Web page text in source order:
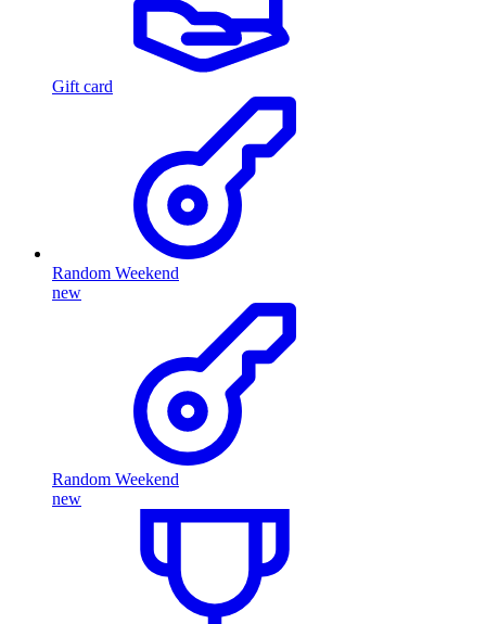
Gift card
Random Weekend
new
Random Weekend
new